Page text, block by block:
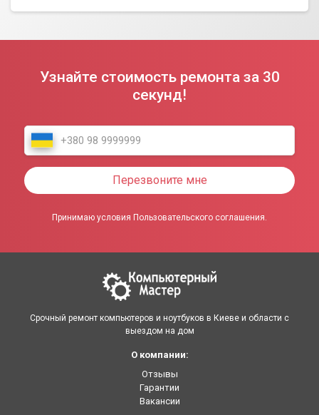
Узнайте стоимость ремонта за 30
секунд!
Перезвоните мне
Принимаю условия Пользовательского соглашения.
Срочный ремонт компьютеров и ноутбуков в Киеве и области с
выездом на дом
О компании:
Отзывы
Гарантии
Вакансии